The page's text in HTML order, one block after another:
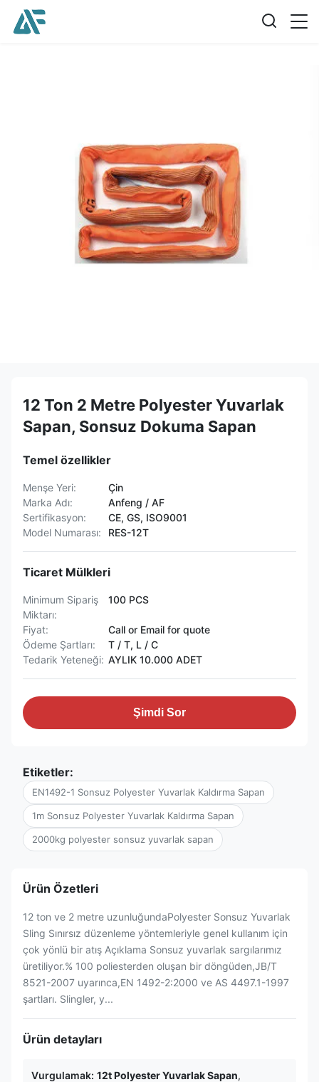
12 Ton 2 Metre Polyester Yuvarlak
Sapan, Sonsuz Dokuma Sapan
Temel özellikler
Menşe Yeri:
Çin
Marka Adı:
Anfeng / AF
Sertifikasyon:
CE, GS, ISO9001
Model Numarası:
RES-12T
Ticaret Mülkleri
Minimum Sipariş
Miktarı:
100 PCS
Fiyat:
Call or Email for quote
Ödeme Şartları:
T / T, L / C
Tedarik Yeteneği: AYLIK 10.000 ADET
Şimdi Sor
Etiketler:
EN1492-1 Sonsuz Polyester Yuvarlak Kaldırma Sapan
1m Sonsuz Polyester Yuvarlak Kaldırma Sapan
2000kg polyester sonsuz yuvarlak sapan
Ürün Özetleri
12 ton ve 2 metre uzunluğundaPolyester Sonsuz Yuvarlak
Sling Sınırsız düzenleme yöntemleriyle genel kullanım için
çok yönlü bir atış Açıklama Sonsuz yuvarlak sargılarımız
üretiliyor.% 100 poliesterden oluşan bir döngüden,JB/T
8521-2007 uyarınca,EN 1492-2:2000 ve AS 4497.1-1997
şartları. Slingler, y...
Ürün detayları
Vurgulamak: 12t Polyester Yuvarlak Sapan,